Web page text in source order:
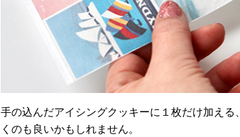
手の込んだアイシングクッキーに１枚だけ加え
くのも良いかもしれません。